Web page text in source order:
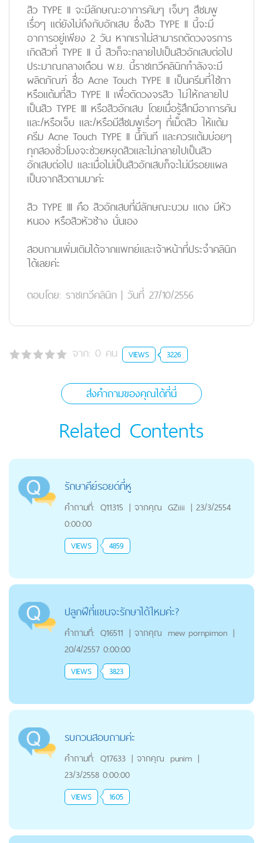
สิว TYPE II จะมีลักษณะอาการคันๆ เจ็บๆ สีชมพู
เรื่อๆ แต่ยังไม่ถึงกับอักเสบ ซึ่งสิว TYPE II นี้จะมี
อาการอยู่เพียง 2 วัน หากเราไม่สามารถตัดวงจรการ
เกิดสิวที่ TYPE II นี้ สิวก็จะกลายไปเป็นสิวอักเสบต่อไป
ประมาณกลางเดือน พ.ย. นี้ราชเทวีคลินิกกำลังจะมี
ผลิตภัณฑ์ ชื่อ Acne Touch TYPE II เป็นครีมที่ใช้ทา
หรือแต้มที่สิว TYPE II เพื่อตัดวงจรสิว ไม่ให้กลายไป
เป็นสิว TYPE III หรือสิวอักเสบ โดยเมื่อรู้สึกมีอาการคัน
และ/หรือเจ็บ และ/หรือมีสีชมพูเรื่อๆ ที่เม็ดสิว ให้แต้ม
ครีม Acne Touch TYPE II นี้ทันที และควรแต้มบ่อยๆ
ทุกสองชั่วโมงจะช่วยหยุดสิวและไม่กลายไปเป็นสิว
อักเสบต่อไป และเมื่อไม่เป็นสิวอักเสบก็จะไม่มีรอยแผล
เป็นจากสิวตามมาค่ะ
สิว TYPE III คือ สิวอักเสบที่มีลักษณะบวม แดง มีหัว
หนอง หรือสิวหัวช้าง นั่นเอง
สอบถามเพิ่มเติมได้จากแพทย์และเจ้าหน้าที่ประจำคลินิก
ได้เลยค่ะ
ตอบโดย: ราชเทวีคลินิก | วันที่ 27/10/2556
จาก: 0 คน VIEWS 3226
ส่งคำถามของคุณได้ที่นี่
Related Contents
รักษาคีย์รอยด์ที่หู
คำถามที่: Q11315 | จากคุณ GZiiii | 23/3/2554
0:00:00
VIEWS 4859
ปลูกฝีที่แขนจะรักษาได้ไหมค่ะ?
คำถามที่: Q16511 | จากคุณ mew pornpimon |
20/4/2557 0:00:00
VIEWS 3823
รบกวนสอบถามค่ะ
คำถามที่: Q17633 | จากคุณ punim |
23/3/2558 0:00:00
VIEWS 1605